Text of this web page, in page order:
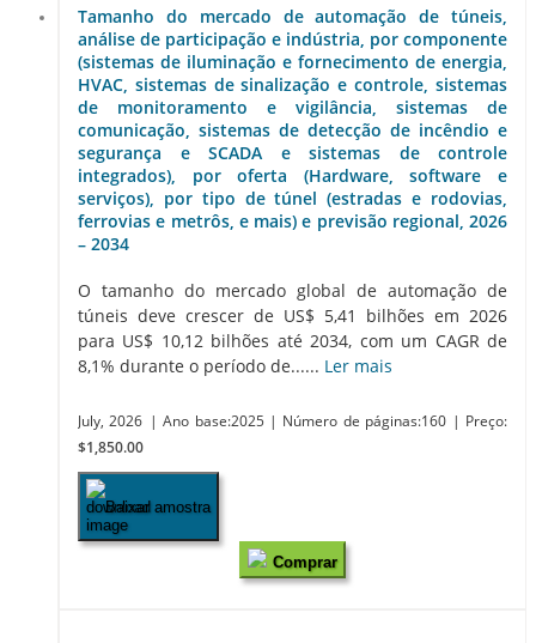
Tamanho do mercado de automação de túneis,
análise de participação e indústria, por componente
(sistemas de iluminação e fornecimento de energia,
HVAC, sistemas de sinalização e controle, sistemas
de monitoramento e vigilância, sistemas de
comunicação, sistemas de detecção de incêndio e
segurança e SCADA e sistemas de controle
integrados), por oferta (Hardware, software e
serviços), por tipo de túnel (estradas e rodovias,
ferrovias e metrôs, e mais) e previsão regional, 2026
– 2034
O tamanho do mercado global de automação de
túneis deve crescer de US$ 5,41 bilhões em 2026
para US$ 10,12 bilhões até 2034, com um CAGR de
8,1% durante o período de...... Ler mais
July, 2026 | Ano base:2025 | Número de páginas:160 | Preço:
$1,850.00
Baixar amostra
Comprar